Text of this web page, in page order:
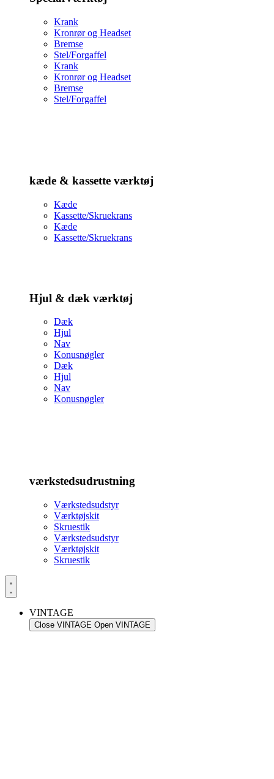
Krank
Kronrør og Headset
Bremse
Stel/Forgaffel
Krank
Kronrør og Headset
Bremse
Stel/Forgaffel
kæde & kassette værktøj
Kæde
Kassette/Skruekrans
Kæde
Kassette/Skruekrans
Hjul & dæk værktøj
Dæk
Hjul
Nav
Konusnøgler
Dæk
Hjul
Nav
Konusnøgler
værkstedsudrustning
Værkstedsudstyr
Værktøjskit
Skruestik
Værkstedsudstyr
Værktøjskit
Skruestik
VINTAGE
Close VINTAGE Open VINTAGE